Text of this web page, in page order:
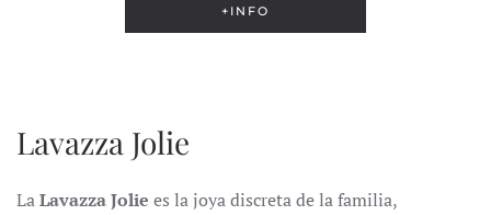
+INFO
Lavazza Jolie
LaLavazza Jolie es la joya discreta de la familia,